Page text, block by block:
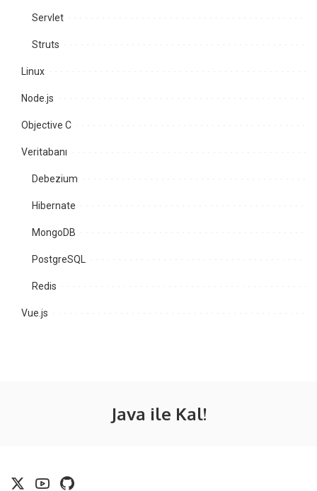
Servlet
Struts
Linux
Node.js
Objective C
Veritabanı
Debezium
Hibernate
MongoDB
PostgreSQL
Redis
Vue.js
Java ile Kal!